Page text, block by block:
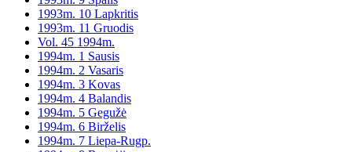
1993m. 10 Lapkritis
1993m. 11 Gruodis
Vol. 45 1994m.
1994m. 1 Sausis
1994m. 2 Vasaris
1994m. 3 Kovas
1994m. 4 Balandis
1994m. 5 Gegužė
1994m. 6 Birželis
1994m. 7 Liepa-Rugp.